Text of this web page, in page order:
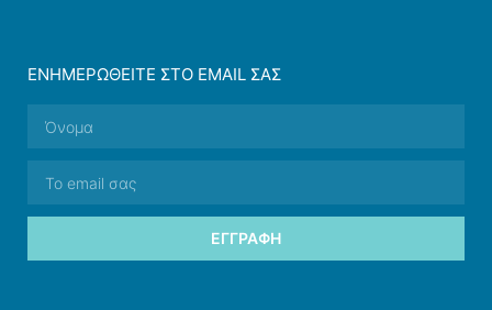
ΕΝΗΜΕΡΩΘΕΊΤΕ ΣΤΟ EMAIL ΣΑΣ
ΕΓΓΡΑΦΉ